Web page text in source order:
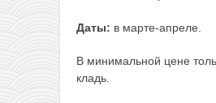
Даты: в марте-апреле.
В минимальной цене
кладь.